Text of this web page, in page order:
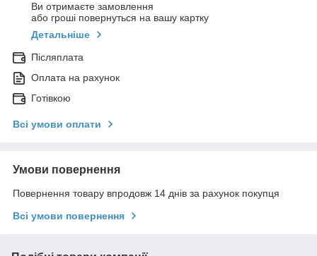
Ви отримаєте замовлення
або гроші повернуться на вашу картку
Детальніше
Післяплата
Оплата на рахунок
Готівкою
Всі умови оплати
Умови повернення
Повернення товару впродовж 14 днів за рахунок покупця
Всі умови повернення